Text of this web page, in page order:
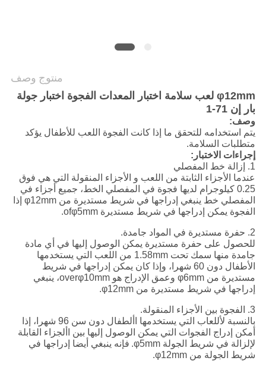
منتوج وصف
φ12mm لعب سلامة اختبار المعدات الفجوة اختبار جولة
بار إن 71-1
وصف:
يتم استخدامه للتحقق ما إذا كانت الفجوة اللعب للأطفال يؤكد
متطلبات السلامة.
إجراءات الاختبار:
1. إزالة خط المفصلي
عندما الأجزاء الثابتة من اللعب و الأجزاء المنقولة التي هي فوق
0.25 كيلوجرام لديها فجوة في المفصلي الخط، جميع أجزاء في
المفصلي خط ينبغي إدراجها في شريط مستديرة من φ12mm إذا
الفجوة يمكن إدراجها في شريط مستديرة ofφ5mm.
2. حفرة مستديرة في المواد جامدة.
للحصول على حفرة مستديرة يمكن الوصول إليها في أي مادة
جامدة منها سمك تحت 1.58mm من اللعب التي يستخدمها
الأطفال دون 60 شهرا، وإذا كان يمكن إدراجها في شريط
مستديرة من φ6mm وعمق الإدراج هو overφ10mm، ينبغي
إدراجها في شريط مستديرة من φ12mm.
3. الفجوة بين الأجزاء المنقولة.
بالنسبة لأللعاب التي يستخدمها األطفال دون سن 96 شهرا، إذا
أمكن إدراج الفجوات التي يمكن الوصول إليها بين األجزاء القابلة
لإلزالة في شريط الجولة φ5mm.
فإنه ينبغي أيضا إدراجها في
شريط الجولة من φ12mm.